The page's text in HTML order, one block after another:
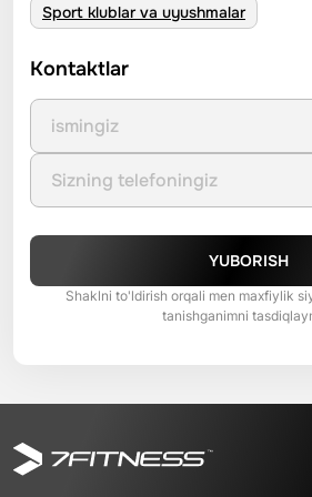
Sport klublar va uyushmalar
Kontaktlar
YUBORISH
Shaklni to'ldirish orqali men maxfiylik
tanishganimni